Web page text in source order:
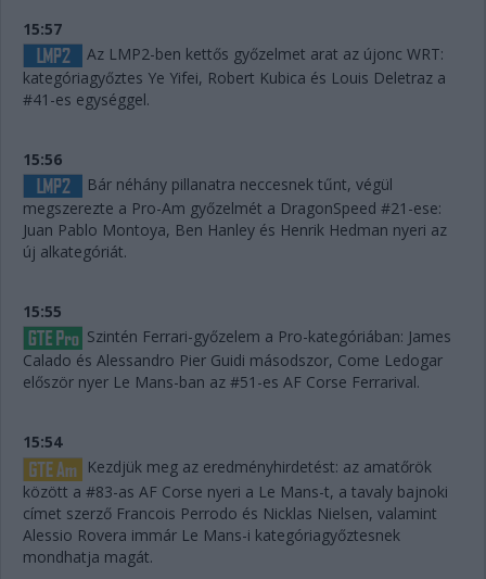
15:57
Az LMP2-ben kettős győzelmet arat az újonc WRT:
kategóriagyőztes Ye Yifei, Robert Kubica és Louis Deletraz a
#41-es egységgel.
15:56
Bár néhány pillanatra neccesnek tűnt, végül
megszerezte a Pro-Am győzelmét a DragonSpeed #21-ese:
Juan Pablo Montoya, Ben Hanley és Henrik Hedman nyeri az
új alkategóriát.
15:55
Szintén Ferrari-győzelem a Pro-kategóriában: James
Calado és Alessandro Pier Guidi másodszor, Come Ledogar
először nyer Le Mans-ban az #51-es AF Corse Ferrarival.
15:54
Kezdjük meg az eredményhirdetést: az amatőrök
között a #83-as AF Corse nyeri a Le Mans-t, a tavaly bajnoki
címet szerző Francois Perrodo és Nicklas Nielsen, valamint
Alessio Rovera immár Le Mans-i kategóriagyőztesnek
mondhatja magát.